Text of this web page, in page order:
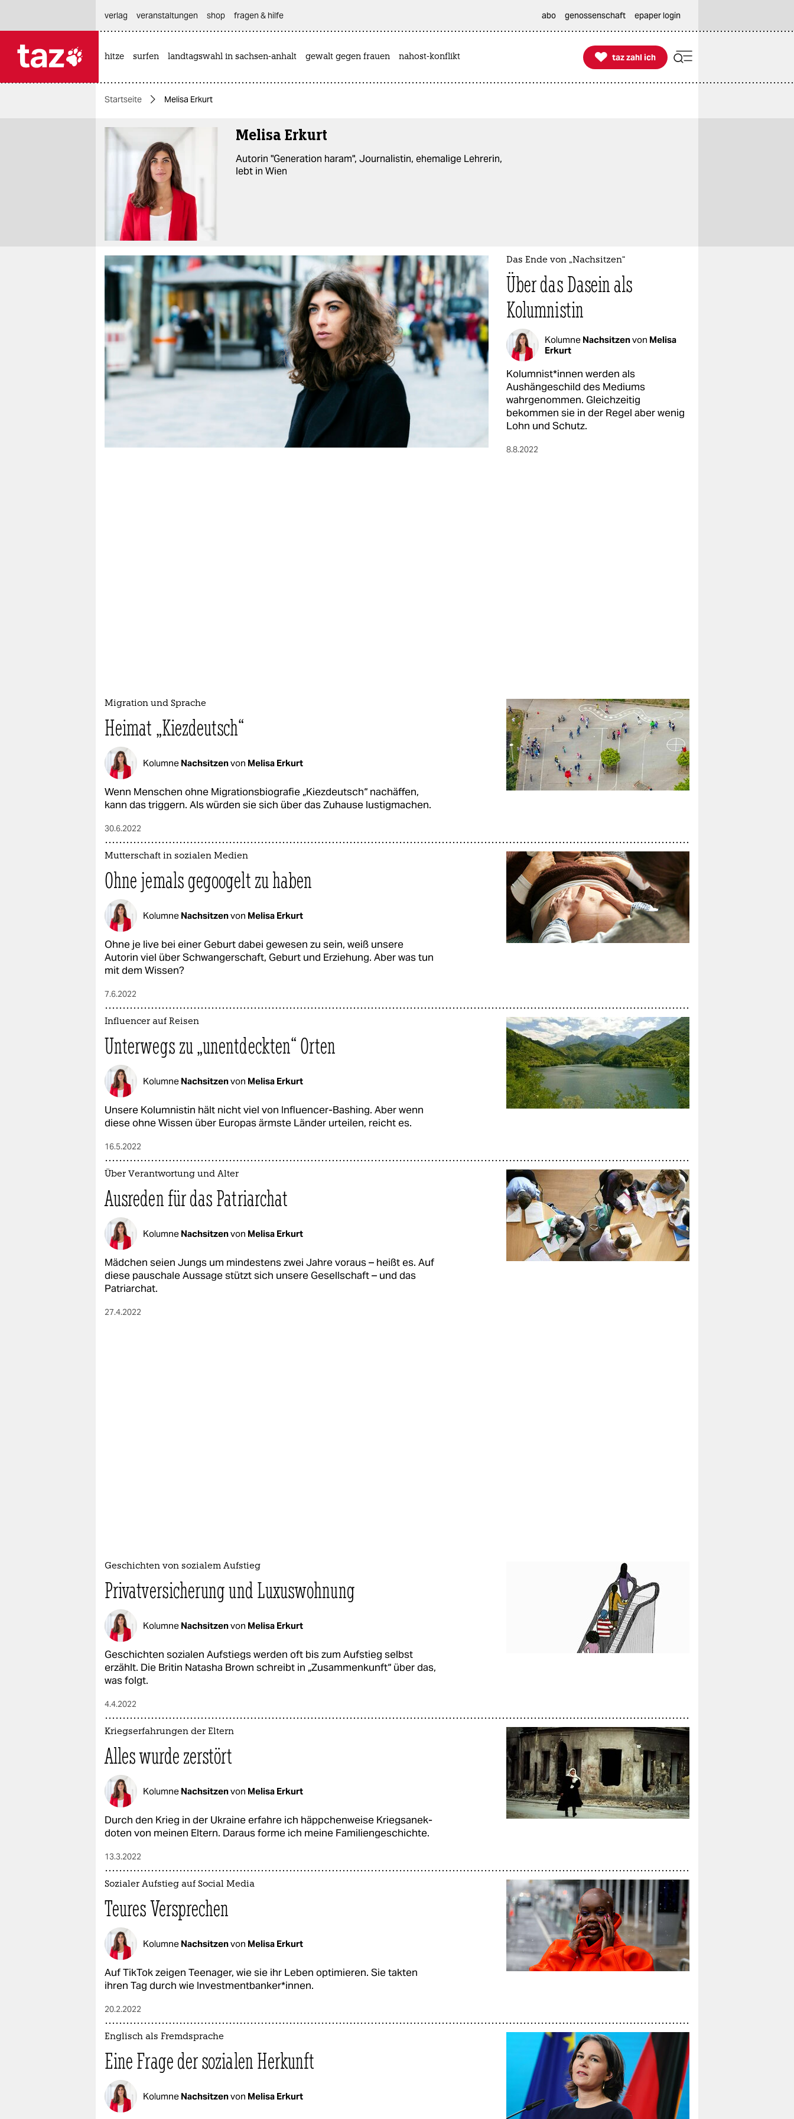
themen
politik
gesellschaft
kultur
sport
berlin
nord
wahrheit
verlag
verlag
verlag
veranstaltungen shop fragen & hilfe abo genossenschaft epaper login
hitze surfen landtagswahl in sachsen-anhalt gewalt gegen frauen nahost-konflikt 
taz zahl ich
taz zahl ich
Startseite Melisa Erkurt
Melisa Erkurt
Autorin "Generation haram", Journalistin, ehemalige Lehrerin,
lebt in Wien
Das Ende von „Nachsitzen“
Über das Dasein als
Kolumnistin
Kolumne Nachsitzenvon Melisa
Erkurt
Ko­lum­nis­t*in­nen werden als
Aushängeschild des Mediums
wahrgenommen. Gleichzeitig
bekommen sie in der Regel aber wenig
Lohn und Schutz.
8.8.2022
Migration und Sprache
Heimat „Kiezdeutsch“
Kolumne Nachsitzenvon Melisa Erkurt
Wenn Menschen ohne Migrationsbiografie „Kiezdeutsch“ nachäffen,
kann das triggern. Als würden sie sich über das Zuhause lustigmachen.
30.6.2022
Mutterschaft in sozialen Medien
Ohne jemals gegoogelt zu haben
Kolumne Nachsitzenvon Melisa Erkurt
Ohne je live bei einer Geburt dabei gewesen zu sein, weiß unsere
Autorin viel über Schwangerschaft, Geburt und Erziehung. Aber was tun
mit dem Wissen?
7.6.2022
Influencer auf Reisen
Unterwegs zu „unentdeckten“ Orten
Kolumne Nachsitzenvon Melisa Erkurt
Unsere Kolumnistin hält nicht viel von Influencer-Bashing. Aber wenn
diese ohne Wissen über Europas ärmste Länder urteilen, reicht es.
16.5.2022
Über Verantwortung und Alter
Ausreden für das Patriarchat
Kolumne Nachsitzenvon Melisa Erkurt
Mädchen seien Jungs um mindestens zwei Jahre voraus – heißt es. Auf
diese pauschale Aussage stützt sich unsere Gesellschaft – und das
Patriarchat.
27.4.2022
Geschichten von sozialem Aufstieg
Privatversicherung und Luxuswohnung
Kolumne Nachsitzenvon Melisa Erkurt
Geschichten sozialen Aufstiegs werden oft bis zum Aufstieg selbst
erzählt. Die Britin Natasha Brown schreibt in „Zusammenkunft“ über das,
was folgt.
4.4.2022
Kriegserfahrungen der Eltern
Alles wurde zerstört
Kolumne Nachsitzenvon Melisa Erkurt
Durch den Krieg in der Ukraine erfahre ich häppchenweise Kriegsanek­
doten von meinen Eltern. Daraus forme ich meine Familiengeschichte.
13.3.2022
Sozialer Aufstieg auf Social Media
Teures Versprechen
Kolumne Nachsitzenvon Melisa Erkurt
Auf TikTok zeigen Teenager, wie sie ihr Leben optimieren. Sie takten
ihren Tag durch wie Investmentbanker*innen.
20.2.2022
Englisch als Fremdsprache
Eine Frage der sozialen Herkunft
Kolumne Nachsitzenvon Melisa Erkurt